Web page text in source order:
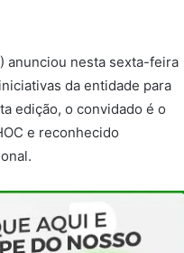
anunciou nesta sexta-feira
da entidade para
edição, o convidado é o
e reconhecido